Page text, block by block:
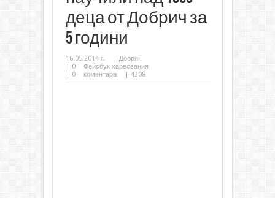
деца от Добрич за
5 години
16.05.2014 г. | Добрич
| 0
Фейсбук харесвания
| 0 коментара | 4308